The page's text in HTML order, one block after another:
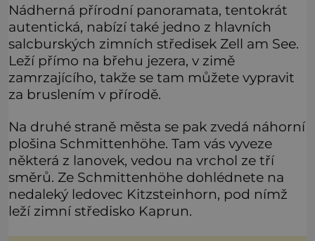
Nádherná přírodní panoramata, tentokrát
autentická, nabízí také jedno z hlavních
salcburských zimních středisek Zell am See.
Leží přímo na břehu jezera, v zimě
zamrzajícího, takže se tam můžete vypravit
za bruslením v přírodě.
Na druhé straně města se pak zvedá náhorní
plošina Schmittenhöhe. Tam vás vyveze
některá z lanovek, vedou na vrchol ze tří
směrů. Ze Schmittenhöhe dohlédnete na
nedaleký ledovec Kitzsteinhorn, pod nímž
leží zimní středisko Kaprun.